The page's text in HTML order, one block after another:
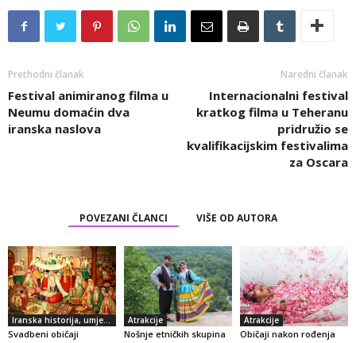
Prethodni članak
Festival animiranog filma u
Neumu domaćin dva
iranska naslova
Naredni članak
Internacionalni festival
kratkog filma u Teheranu
pridružio se
kvalifikacijskim festivalima
za Oscara
POVEZANI ČLANCI VIŠE OD AUTORA
Iranska historija, umjetnost i kultura
Svadbeni običaji
Atrakcije
Nošnje etničkih skupina
Atrakcije
Običaji nakon rođenja